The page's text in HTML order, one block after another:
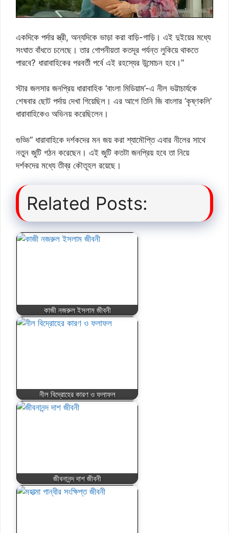
একদিকে পর্দার স্ত্রী, অন্যদিকে ভাড়া করা বাড়ি-গাড়ি। এই দুইয়ের মধ্যে
সংঘাত বাঁধতে চলেছে। তার গোপনীয়তা কতদূর পর্যন্ত লুকিয়ে থাকতে
পারবে? ধারাবাহিকের পরবর্তী পর্বে এই রহস্যের উন্মোচন হবে।”
স্টার জলসার জনপ্রিয় ধারাবাহিক ‘বাংলা মিডিয়াম’-এ নীল ভট্টাচার্যকে
শেষবার ছোট পর্দায় দেখা গিয়েছিল। এর আগে তিনি জি বাংলার ‘কৃষ্ণকলি’
ধারাবাহিকেও অভিনয় করেছিলেন।
গুড্ডি” ধারাবাহিকে দর্শকদের মন জয় করা শ্যামৌপ্তি এবার নীলের সাথে
নতুন জুটি গঠন করেছেন। এই জুটি কতটা জনপ্রিয় হবে তা নিয়ে
দর্শকদের মধ্যে তীব্র কৌতূহল রয়েছে।
Related Posts:
কাজী নজরুল ইসলাম জীবনী
নীল বিদ্রোহের কারণ ও ফলাফল
জীবনানন্দ দাশ জীবনী